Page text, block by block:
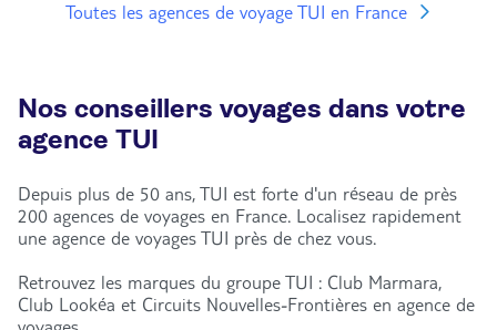
Toutes les agences de voyage TUI en France
Nos conseillers voyages dans votre
agence TUI
Depuis plus de 50 ans, TUI est forte d'un réseau de près
200 agences de voyages en France. Localisez rapidement
une agence de voyages TUI près de chez vous.
Retrouvez les marques du groupe TUI : Club Marmara,
Club Lookéa et Circuits Nouvelles-Frontières en agence de